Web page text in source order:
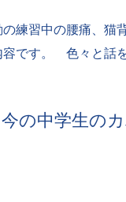
練習中の腰痛、猫
です。 色々と話
の中学生の